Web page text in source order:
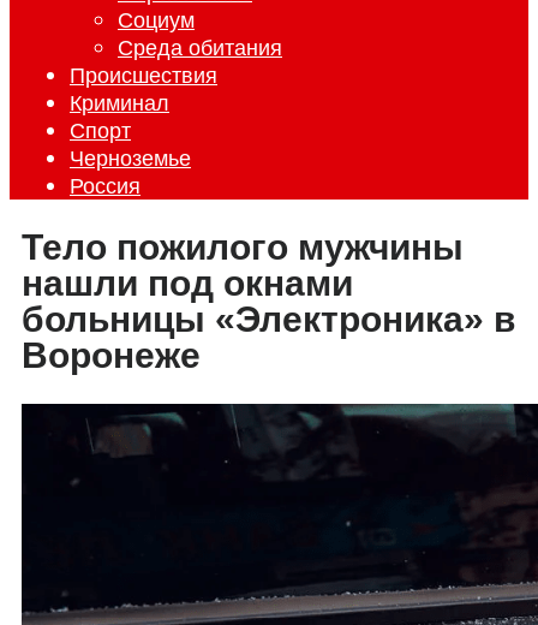
Социум
Среда обитания
Происшествия
Криминал
Спорт
Черноземье
Россия
Тело пожилого мужчины
нашли под окнами
больницы «Электроника» в
Воронеже